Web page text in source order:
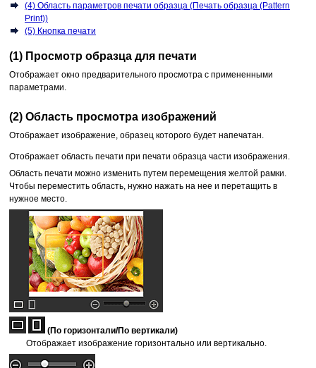
(4) Область параметров печати образца (Печать образца (Pattern
Print))
(5) Кнопка печати
(1) Просмотр образца для печати
Отображает окно предварительного просмотра с примененными
параметрами.
(2) Область просмотра изображений
Отображает изображение, образец которого будет напечатан.
Отображает область печати при печати образца части изображения.
Область печати можно изменить путем перемещения желтой рамки.
Чтобы переместить область, нужно нажать на нее и перетащить в
нужное место.
(По горизонтали/По вертикали)
Отображает изображение горизонтально или вертикально.